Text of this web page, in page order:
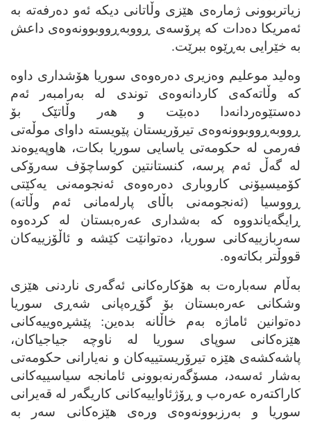
زیاتربوونی ژماره‌ی هێزی وڵاتانی دیکه‌ ئه‌و ده‌رفه‌ته‌ به‌
ئه‌مریکا ده‌دات که‌ پرۆسه‌ی ڕووبه‌ڕووبوونه‌وه‌ی داعش
به‌ خێرایی به‌ڕێوه‌ ببرێت.
وه‌لید موعلیم وه‌زیری ده‌ره‌وه‌ی سوریا هۆشداری داوه‌
که‌ وڵاته‌که‌ی کاردانه‌وه‌ی توندی له‌ به‌رامبه‌ر ئه‌م
ده‌ستێوه‌ردانه‌دا ده‌بێت و هه‌ر وڵاتێک بۆ
ڕووبه‌ڕووبوونه‌وه‌ی تیرۆریستان پێویسته‌ داوای موڵه‌تی
فه‌رمی له‌ حکومه‌تی یاسایی سوریا بکات، هاوپه‌یوه‌ند
له‌ گه‌ڵ ئه‌م پرسه‌، کنستانتین کوساچۆف سه‌رۆکی
کۆمیسیۆنی کاروباری ده‌ره‌وه‌ی ئه‌نجومه‌نی یه‌کێتی
ڕووسیا (ئه‌نجومه‌نی باڵای پارله‌مانی ئه‌م وڵاته‌)
ڕایگه‌یاندووه‌ که‌ به‌شداری عه‌ره‌بستان له‌ کرده‌وه‌
سه‌ربازییه‌کانی سوریا، ده‌توانێت کێشه‌ و ئاڵۆزییه‌کان
قووڵتر بکاته‌وه‌.
به‌ڵام سه‌باره‌ت به‌ هۆکاره‌کانی ئه‌گه‌ری ناردنی هێزی
وشکانی عه‌ره‌بستان بۆ گۆڕه‌پانی شه‌ڕی سوریا
ده‌توانین ئاماژه‌ به‌م خاڵانه‌ بده‌ین: پێشڕه‌وییه‌کانی
هێزه‌کانی سوپای سوریا له‌ ناوچه‌ جیاجیاکان،
پاشه‌کشه‌ی هێزه‌ تیرۆریستییه‌کان و نه‌یارانی حکومه‌تی
به‌شار ئه‌سه‌د، مسۆگه‌رنه‌بوونی ئامانجه‌ سیاسییه‌کانی
کاراکته‌ره‌ عه‌ره‌ب و ڕۆژئاواییه‌کانی کاریگه‌ر له‌ قه‌یرانی
سوریا و به‌رزبوونه‌وه‌ی وره‌ی هێزه‌کانی سه‌ر به‌